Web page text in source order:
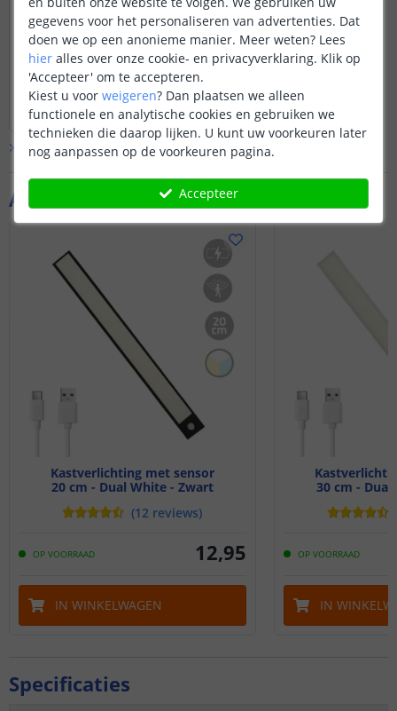
Aanvullende producten
Kastverlichting met sensor
20 cm - Dual White - Zwart
(12 reviews)
OP VOORRAAD 12,95
IN WINKELWAGEN
30 cm -
OP VOORRAAD
IN
Hoeveel uur gaat een opgeladen batterij
mee!
Door M op zaterdag 17 januari 2026
Maximaal 4.5 uur.
Bekijk heleantwoord
Door Sharona op maandag 19 januari 2026
Bekijk alle Vraag & antwoord
Specificaties
gegevens voor het personaliseren van advertenties. Dat
doen we op een anonieme manier. Meer weten? Lees
hier alles over onze cookie- en privacyverklaring. Klik op
'Accepteer' om te accepteren.
Kiest u voor weigeren? Dan plaatsen we alleen
functionele en analytische cookies en gebruiken we
technieken die daarop lijken. U kunt uw voorkeuren later
nog aanpassen op de voorkeuren pagina.
Accepteer